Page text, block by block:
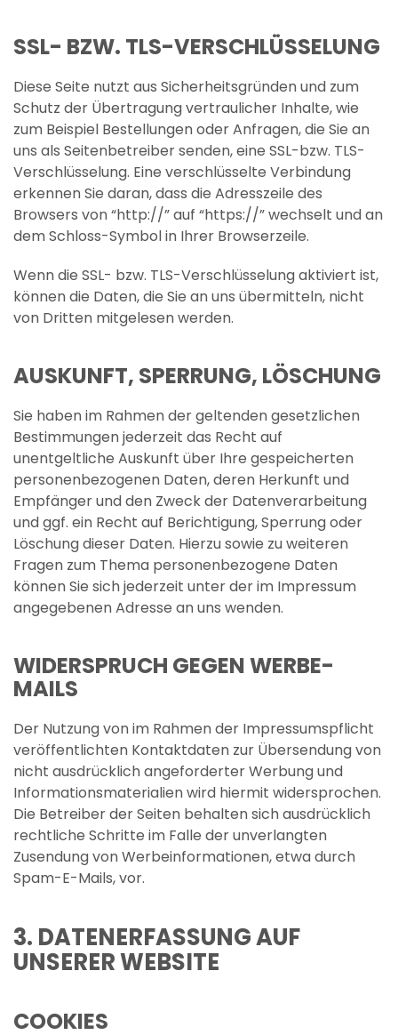
SSL- BZW. TLS-VERSCHLÜSSELUNG
Diese Seite nutzt aus Sicherheitsgründen und zum
Schutz der Übertragung vertraulicher Inhalte, wie
zum Beispiel Bestellungen oder Anfragen, die Sie an
uns als Seitenbetreiber senden, eine SSL-bzw. TLS-
Verschlüsselung. Eine verschlüsselte Verbindung
erkennen Sie daran, dass die Adresszeile des
Browsers von “http://” auf “https://” wechselt und an
dem Schloss-Symbol in Ihrer Browserzeile.
Wenn die SSL- bzw. TLS-Verschlüsselung aktiviert ist,
können die Daten, die Sie an uns übermitteln, nicht
von Dritten mitgelesen werden.
AUSKUNFT, SPERRUNG, LÖSCHUNG
Sie haben im Rahmen der geltenden gesetzlichen
Bestimmungen jederzeit das Recht auf
unentgeltliche Auskunft über Ihre gespeicherten
personenbezogenen Daten, deren Herkunft und
Empfänger und den Zweck der Datenverarbeitung
und ggf. ein Recht auf Berichtigung, Sperrung oder
Löschung dieser Daten. Hierzu sowie zu weiteren
Fragen zum Thema personenbezogene Daten
können Sie sich jederzeit unter der im Impressum
angegebenen Adresse an uns wenden.
WIDERSPRUCH GEGEN WERBE-
MAILS
Der Nutzung von im Rahmen der Impressumspflicht
veröffentlichten Kontaktdaten zur Übersendung von
nicht ausdrücklich angeforderter Werbung und
Informationsmaterialien wird hiermit widersprochen.
Die Betreiber der Seiten behalten sich ausdrücklich
rechtliche Schritte im Falle der unverlangten
Zusendung von Werbeinformationen, etwa durch
Spam-E-Mails, vor.
3. DATENERFASSUNG AUF
UNSERER WEBSITE
COOKIES